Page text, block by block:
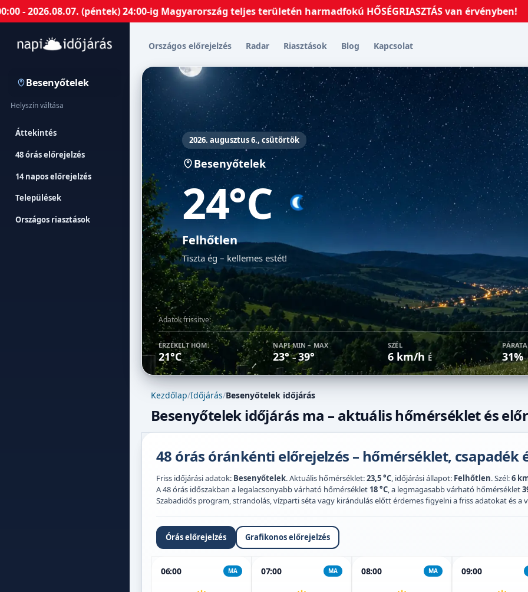
(péntek) 24:00-ig Magyarország teljes területén harmadfokú HŐSÉGRIASZTÁS van érvényben!
Besenyőtelek
Helyszín váltása
Áttekintés
48 órás előrejelzés
14 napos előrejelzés
Települések
Országos riasztások
Országos előrejelzés Radar Riasztások Blog Kapcsolat
2026. augusztus 6., csütörtök
Besenyőtelek
24°C
Felhőtlen
Tiszta ég – kellemes estét!
Adatok frissítve:
ÉRZÉKELT HŐM.
21°C
NAPI MIN – MAX
23° –39°
SZÉL
6 km/hÉ 31%
Kezdőlap/Időjárás/Besenyőtelek időjárás
Besenyőtelek időjárás ma – aktuális hőmérséklet és
48 órás óránkénti előrejelzés – hőmérséklet, csapadék
Friss időjárási adatok: Besenyőtelek. Aktuális hőmérséklet:23,5 °C, időjárási állapot: Felhőtlen. Szél:6
A 48 órás időszakban a legalacsonyabb várható hőmérséklet 18 °C, a legmagasabb várható hőmérséklet
Szabadidős program, strandolás, vízparti séta vagy kirándulás előtt érdemes figyelni a friss adatokat és a
Órás előrejelzés Grafikonos előrejelzés
06:00 MA 07:00 MA 08:00 MA 09:00